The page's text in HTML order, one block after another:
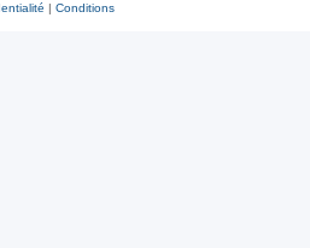
| Conditions